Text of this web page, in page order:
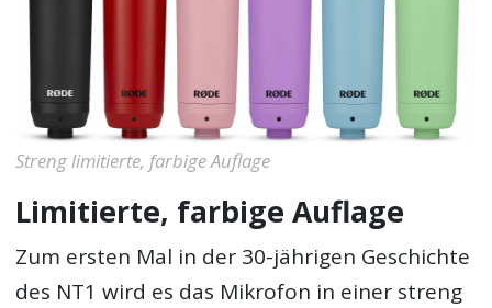
Streng limitierte, farbige Auflage
Limitierte, farbige Auflage
Zum ersten Mal in der 30-jährigen Geschichte
des NT1 wird es das Mikrofon in einer streng